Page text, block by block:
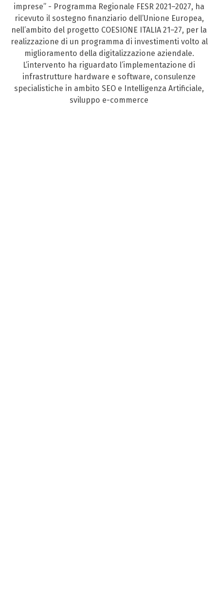
imprese” - Programma Regionale FESR 2021–2027, ha
ricevuto il sostegno finanziario dell’Unione Europea,
nell’ambito del progetto COESIONE ITALIA 21–27, per la
realizzazione di un programma di investimenti volto al
miglioramento della digitalizzazione aziendale.
L’intervento ha riguardato l’implementazione di
infrastrutture hardware e software, consulenze
specialistiche in ambito SEO e Intelligenza Artificiale,
sviluppo e-commerce